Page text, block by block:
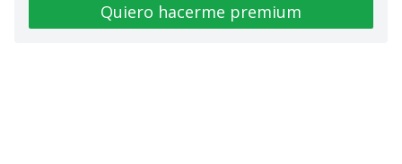
Quiero hacerme premium